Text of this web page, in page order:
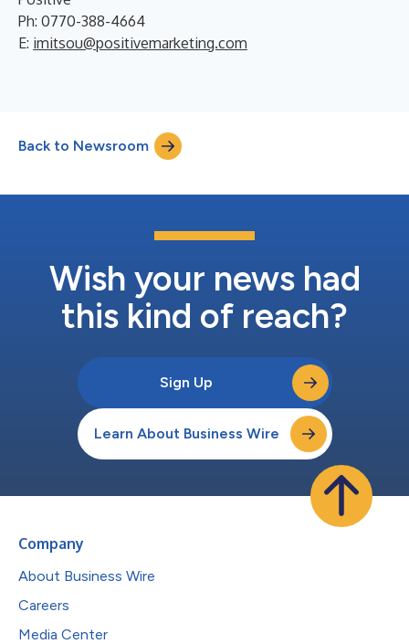
Ph: 0770-388-4664
E: imitsou@positivemarketing.com
Back to Newsroom
Wish your news had
this kind of reach?
Sign Up
Learn About Business Wire
Company
About Business Wire
Careers
Media Center